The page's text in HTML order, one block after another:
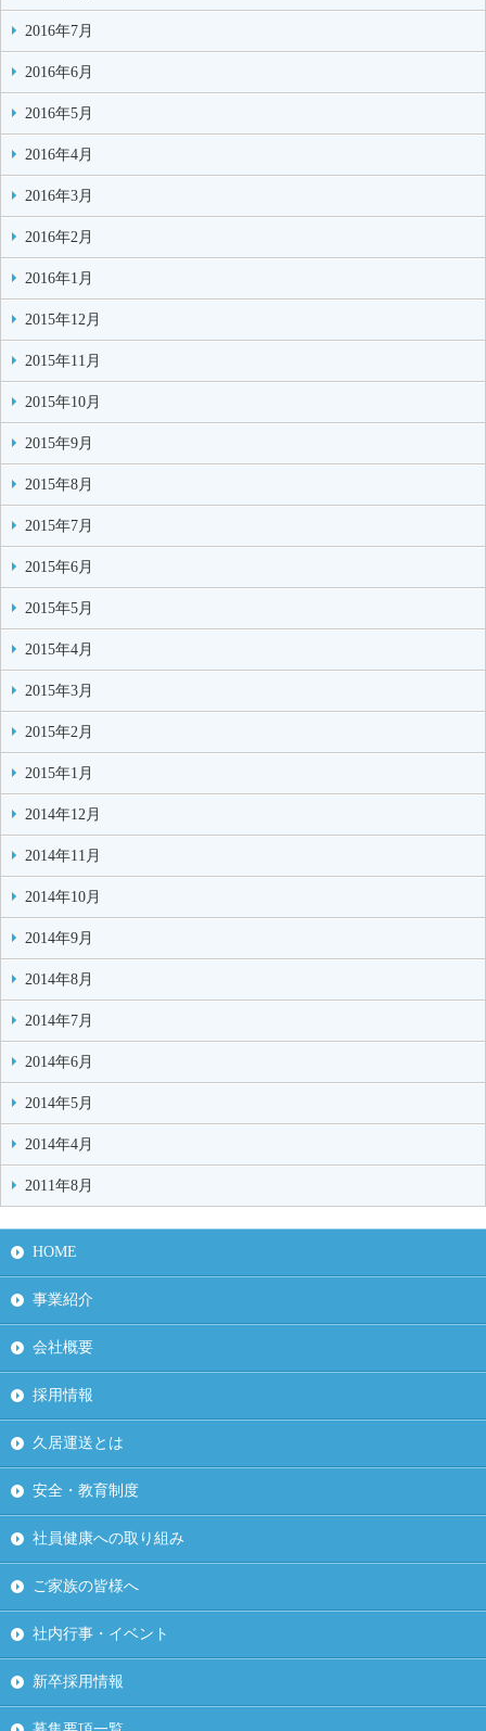
2016年7月
2016年6月
2016年5月
2016年4月
2016年3月
2016年2月
2016年1月
2015年12月
2015年11月
2015年10月
2015年9月
2015年8月
2015年7月
2015年6月
2015年5月
2015年4月
2015年3月
2015年2月
2015年1月
2014年12月
2014年11月
2014年10月
2014年9月
2014年8月
2014年7月
2014年6月
2014年5月
2014年4月
2011年8月
HOME
事業紹介
会社概要
採用情報
久居運送とは
安全・教育制度
社員健康への取り組み
ご家族の皆様へ
社内行事・イベント
新卒採用情報